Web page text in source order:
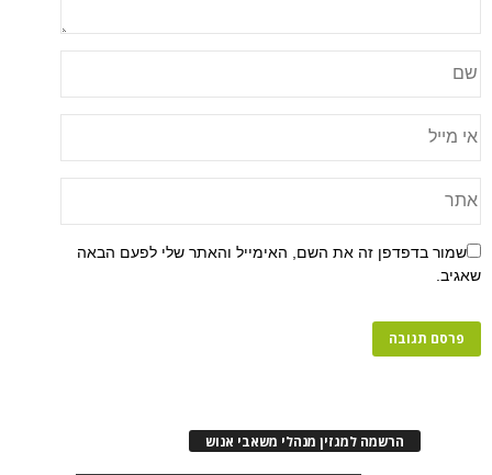
זה את השם, האימייל והאתר שלי לפעם הבאה
הרשמה למגזין מנהלי משאבי אנוש